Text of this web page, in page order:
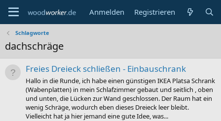
Anmelden Registrieren
Schlagworte
dachschräge
Freies Dreieck schließen - Einbauschrank
Hallo in die Runde, ich habe einen günstigen IKEA Platsa Schrank
(Wabenplatten) in mein Schlafzimmer gebaut und seitlich , oben
und unten, die Lücken zur Wand geschlossen. Der Raum hat ein
wenig Schräge, wodurch eben dieses Dreieck leer bleibt.
Vielleicht hat ja hier jemand eine gute Idee, was...